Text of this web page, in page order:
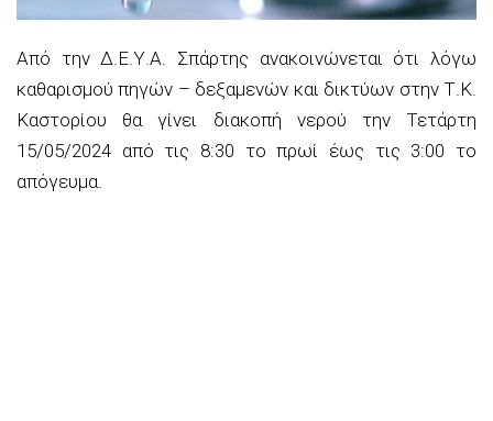
Από την Δ.Ε.Υ.Α. Σπάρτης ανακοινώνεται ότι λόγω
καθαρισμού πηγών – δεξαμενών και δικτύων στην Τ.Κ.
Καστορίου θα γίνει διακοπή νερού την Τετάρτη
15/05/2024 από τις 8:30 το πρωί έως τις 3:00 το
απόγευμα.